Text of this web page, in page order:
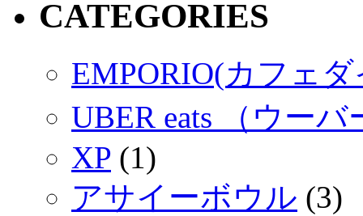
CATEGORIES
EMPORIO(カフェ
UBER eats （ウー
XP (1)
アサイーボウル (3)